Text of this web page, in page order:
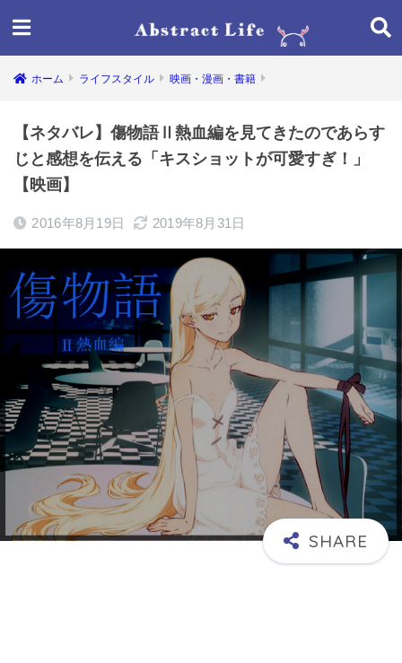
ホーム ライフスタイル 映画・漫画・書籍
【ネタバレ】傷物語Ⅱ熱血編を見てきたのであらす
じと感想を伝える「キスショットが可愛すぎ！」
【映画】
2016年8月19日 2019年8月31日